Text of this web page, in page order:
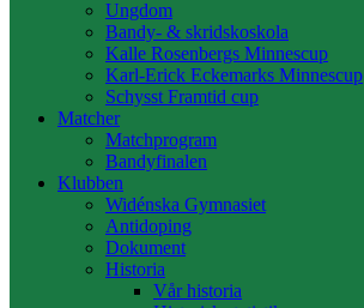
Ungdom
Bandy- & skridskoskola
Kalle Rosenbergs Minnescup
Karl-Erick Eckemarks Minnescup
Schysst Framtid cup
Matcher
Matchprogram
Bandyfinalen
Klubben
Widénska Gymnasiet
Antidoping
Dokument
Historia
Vår historia